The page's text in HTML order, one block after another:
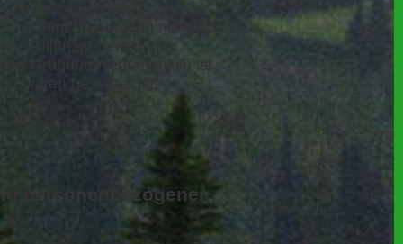
Fällen, in denen eine
personenbezogener